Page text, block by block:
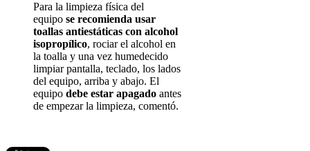
Para la limpieza física del
equipo se recomienda usar
toallas antiestáticas con alcohol
isopropílico, rociar el alcohol en
la toalla y una vez humedecido
limpiar pantalla, teclado, los lados
del equipo, arriba y abajo. El
equipo debe estar apagado antes
de empezar la limpieza, comentó.